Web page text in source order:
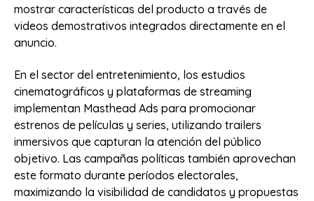
mostrar características del producto a través de
videos demostrativos integrados directamente en el
anuncio.
En el sector del entretenimiento, los estudios
cinematográficos y plataformas de streaming
implementan Masthead Ads para promocionar
estrenos de películas y series, utilizando trailers
inmersivos que capturan la atención del público
objetivo. Las campañas políticas también aprovechan
este formato durante períodos electorales,
maximizando la visibilidad de candidatos y propuestas